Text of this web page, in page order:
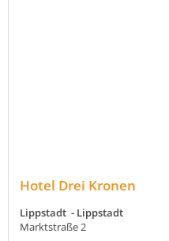
Hotel Drei Kronen
Lippstadt - Lippstadt
Marktstraße 2